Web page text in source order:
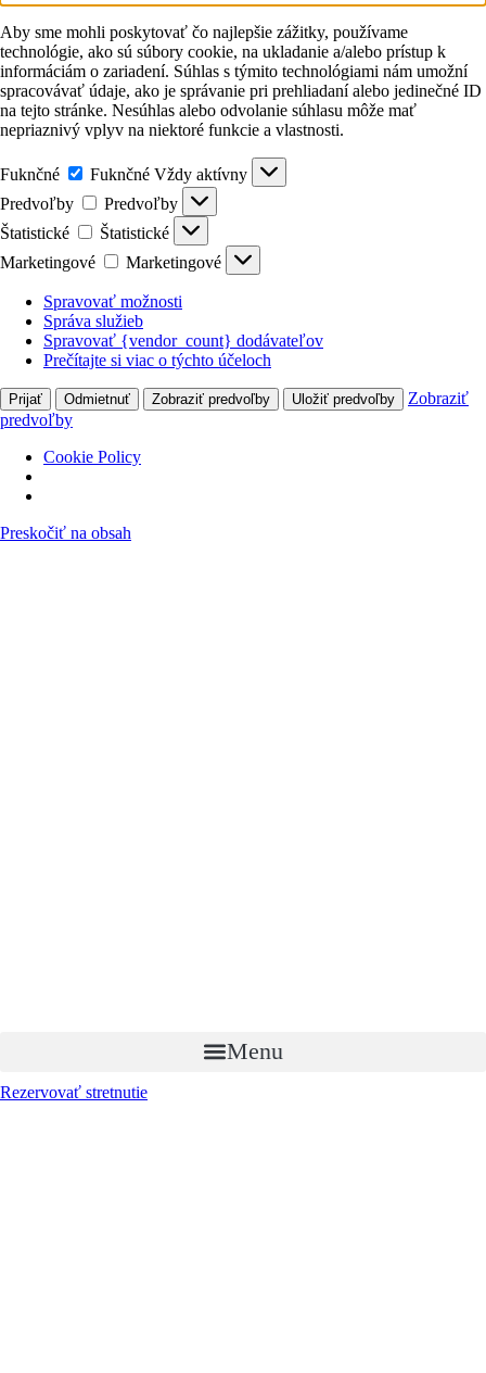
Aby sme mohli poskytovať čo najlepšie zážitky, používame
technológie, ako sú súbory cookie, na ukladanie a/alebo prístup k
informáciám o zariadení. Súhlas s týmito technológiami nám umožní
spracovávať údaje, ako je správanie pri prehliadaní alebo jedinečné ID
na tejto stránke. Nesúhlas alebo odvolanie súhlasu môže mať
nepriaznivý vplyv na niektoré funkcie a vlastnosti.
Fuknčné Fuknčné Vždy aktívny
Predvoľby
Predvoľby
Štatistické
Štatistické
Marketingové
Marketingové
Spravovať možnosti
Správa služieb
Spravovať {vendor_count} dodávateľov
Prečítajte si viac o týchto účeloch
Prijať Odmietnuť Zobraziť predvoľby Uložiť predvoľby
Zobraziť
predvoľby
Cookie Policy
Preskočiť na obsah
Menu
Rezervovať stretnutie